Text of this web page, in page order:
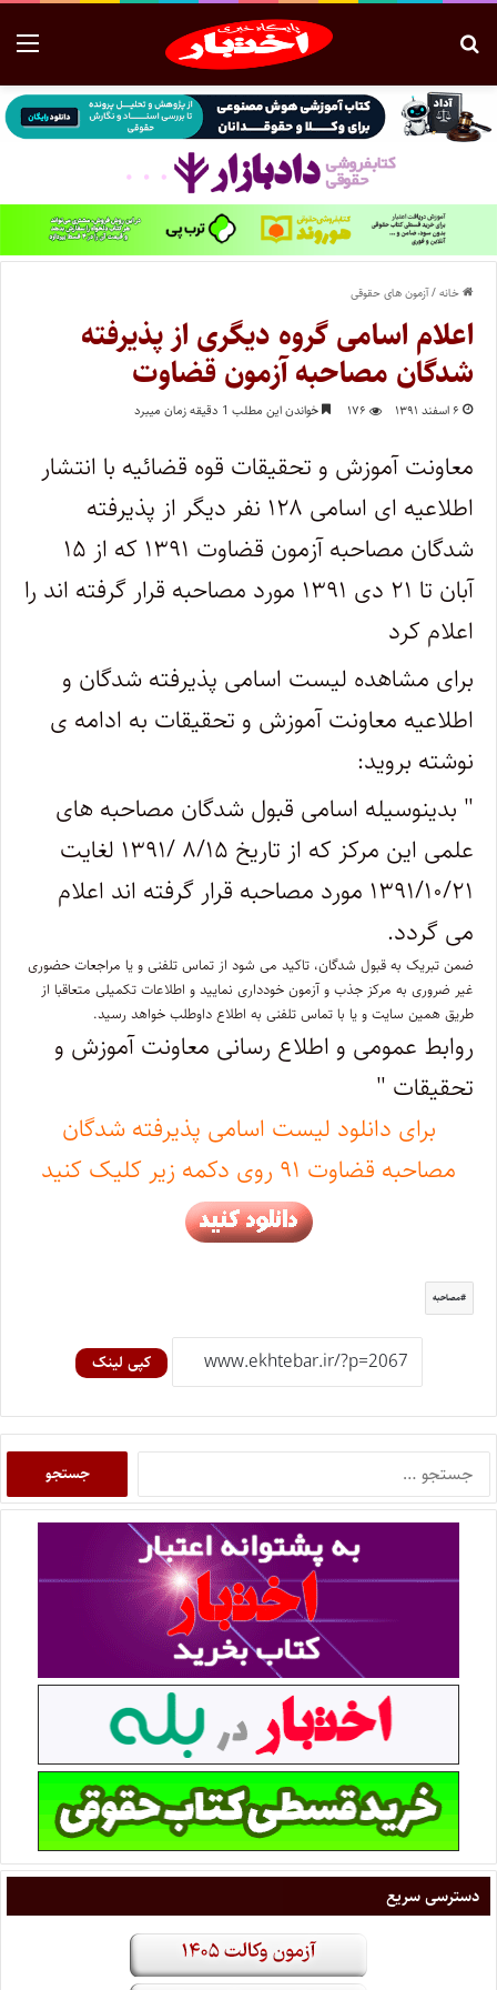
خانه/آزمون های حقوقی
اعلام اسامی گروه دیگری از پذیرفته
شدگان مصاحبه آزمون قضاوت
۶ اسفند ۱۳۹۱ ۱۷۶ خواندن این مطلب 1 دقیقه زمان میبرد
معاونت آموزش و تحقیقات قوه قضائیه با انتشار
اطلاعیه ای اسامی ۱۲۸ نفر دیگر از پذیرفته
شدگان مصاحبه آزمون قضاوت ۱۳۹۱ که از ۱۵
آبان تا ۲۱ دی ۱۳۹۱ مورد مصاحبه قرار گرفته اند را
اعلام کرد
برای مشاهده لیست اسامی پذیرفته شدگان و
اطلاعیه معاونت آموزش و تحقیقات به ادامه ی
نوشته بروید:
" بدینوسیله اسامی قبول شدگان مصاحبه های
علمی این مرکز که از تاریخ ۸/۱۵ /۱۳۹۱ لغایت
۱۳۹۱/۱۰/۲۱ مورد مصاحبه قرار گرفته اند اعلام
می گردد.
ضمن تبریک به قبول شدگان، تاکید می شود از تماس تلفنی و یا مراجعات حضوری
غیر ضروری به مرکز جذب و آزمون خودداری نمایید و اطلاعات تکمیلی متعاقبا از
طریق همین سایت و یا با تماس تلفنی به اطلاع داوطلب خواهد رسید.
روابط عمومی و اطلاع رسانی معاونت آموزش و
تحقیقات "
برای دانلود لیست اسامی پذیرفته شدگان
مصاحبه قضاوت ۹۱ روی دکمه زیر کلیک کنید
مصاحبه
کپی لینک
دسترسی سریع